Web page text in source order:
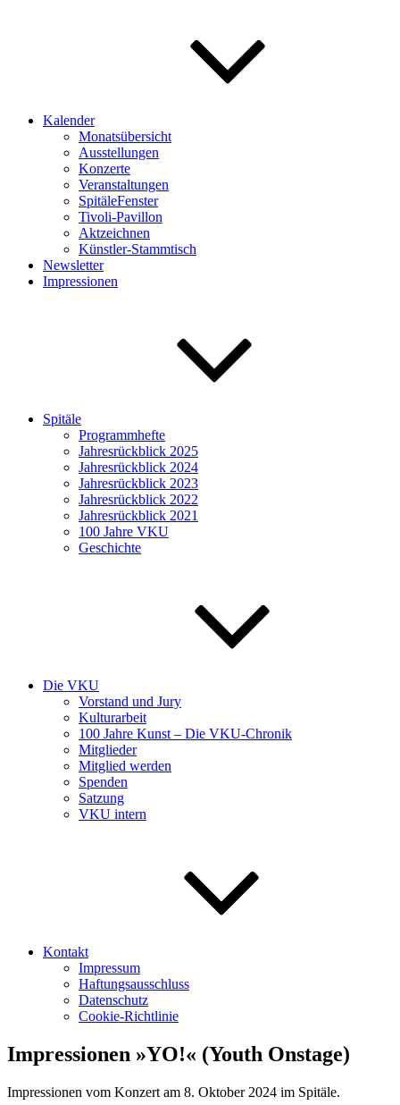
Kalender
Monatsübersicht
Ausstellungen
Konzerte
Veranstaltungen
SpitäleFenster
Tivoli-Pavillon
Aktzeichnen
Künstler-Stammtisch
Newsletter
Impressionen
Spitäle
Programmhefte
Jahresrückblick 2025
Jahresrückblick 2024
Jahresrückblick 2023
Jahresrückblick 2022
Jahresrückblick 2021
100 Jahre VKU
Geschichte
Die VKU
Vorstand und Jury
Kulturarbeit
100 Jahre Kunst – Die VKU-Chronik
Mitglieder
Mitglied werden
Spenden
Satzung
VKU intern
Kontakt
Impressum
Haftungsausschluss
Datenschutz
Cookie-Richtlinie
Impressionen »YO!« (Youth Onstage)
Impressionen vom Konzert am 8. Oktober 2024 im Spitäle.